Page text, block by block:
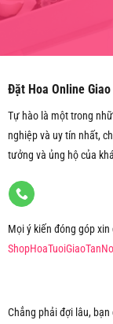
Đặt Hoa Online
Tự hào là một trong
nghiệp và uy tín nhất,
tưởng và ủng hộ của
Mọi ý kiến đóng góp
Chẳng phải đợi lâu,